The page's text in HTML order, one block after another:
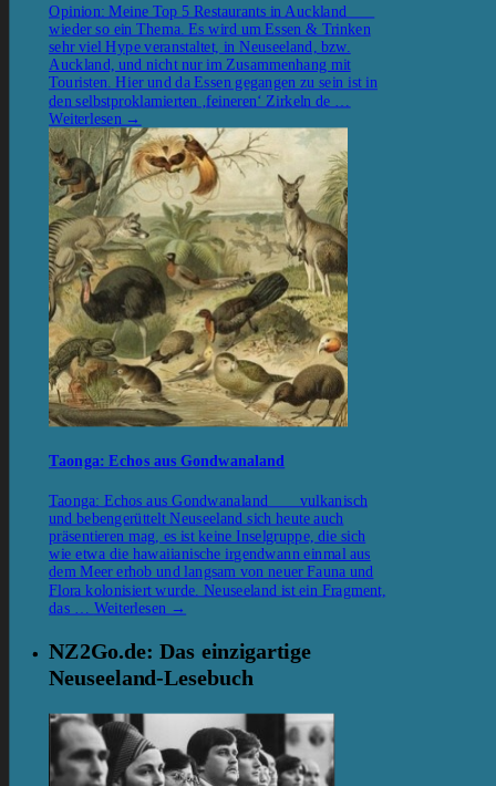
Opinion: Meine Top 5 Restaurants in Auckland
wieder so ein Thema. Es wird um Essen & Trinken
sehr viel Hype veranstaltet, in Neuseeland, bzw.
Auckland, und nicht nur im Zusammenhang mit
Touristen. Hier und da Essen gegangen zu sein ist in
den selbstproklamierten ‚feineren‘ Zirkeln de …
Weiterlesen →
Taonga: Echos aus Gondwanaland
Taonga: Echos aus Gondwanaland vulkanisch
und bebengerüttelt Neuseeland sich heute auch
präsentieren mag, es ist keine Inselgruppe, die sich
wie etwa die hawaiianische irgendwann einmal aus
dem Meer erhob und langsam von neuer Fauna und
Flora kolonisiert wurde. Neuseeland ist ein Fragment,
das … Weiterlesen →
NZ2Go.de: Das einzigartige
Neuseeland-Lesebuch